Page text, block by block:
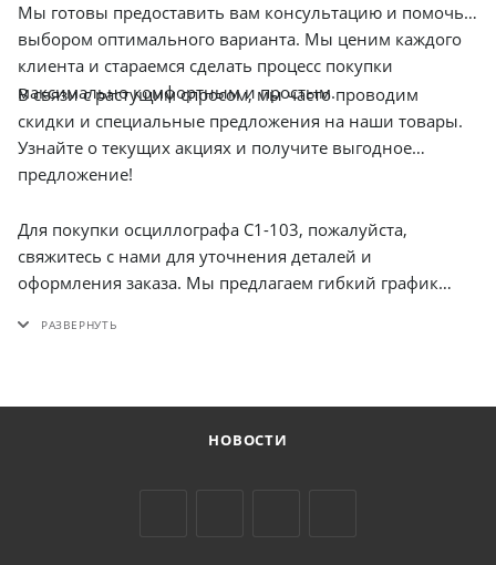
Мы готовы предоставить вам консультацию и помочь с
выбором оптимального варианта. Мы ценим каждого
клиента и стараемся сделать процесс покупки
максимально комфортным и простым.
В связи с растущим спросом, мы часто проводим
скидки и специальные предложения на наши товары.
Узнайте о текущих акциях и получите выгодное
предложение!
Для покупки осциллографа С1-103, пожалуйста,
свяжитесь с нами для уточнения деталей и
оформления заказа. Мы предлагаем гибкий график
останетесь довольны нашим товаром и сервисом. Мы
НОВОСТИ